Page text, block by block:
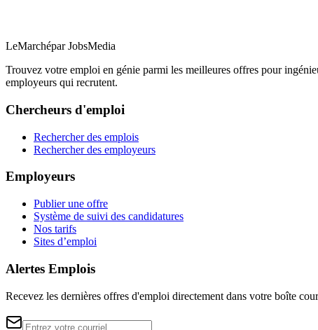
LeMarchépar JobsMedia
Trouvez votre emploi en génie parmi les meilleures offres pour
employeurs qui recrutent.
Chercheurs d'emploi
Rechercher des emplois
Rechercher des employeurs
Employeurs
Publier une offre
Système de suivi des candidatures
Nos tarifs
Sites d’emploi
Alertes Emplois
Recevez les dernières offres d'emploi directement dans votre boîte